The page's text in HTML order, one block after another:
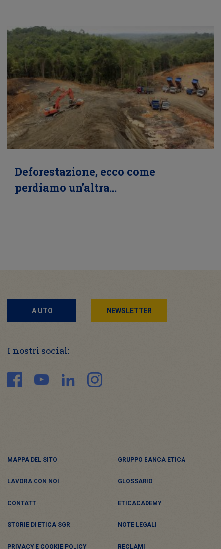
Deforestazione, ecco come
perdiamo un’altra…
AIUTO NEWSLETTER
I nostri social:
MAPPA DEL SITO GRUPPO BANCA ETICA
LAVORA CON NOI GLOSSARIO
CONTATTI ETICACADEMY
STORIE DI ETICA SGR NOTE LEGALI
PRIVACY E COOKIE POLICY RECLAMI